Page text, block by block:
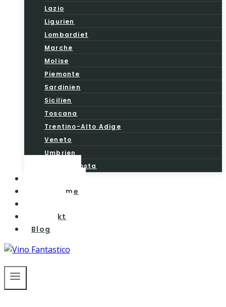
Lazio
Ligurien
Lombardiet
Marche
Molise
Piemonte
Sardinien
Sicilien
Toscana
Trentino-Alto Adige
Veneto
Umbrien
Valle d’Aosta
Vinturisme
Kontakt
Blog